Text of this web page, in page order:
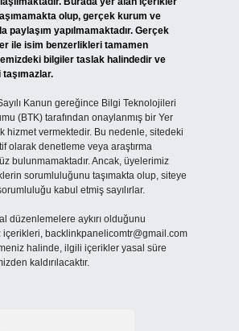
olup, gerçek kurum ve
paylaşım yapılmamaktadır. Gerçek
ile isim benzerlikleri tamamen
bilgiler taslak halindedir ve
Kanun gereğince Bilgi Teknolojileri
(BTK) tarafından onaylanmış bir Yer
hizmet vermektedir. Bu nedenle, sitedeki
olarak denetleme veya araştırma
bulunmamaktadır. Ancak, üyelerimiz
sorumluluğunu taşımakta olup, siteye
kabul etmiş sayılırlar.
düzenlemelere aykırı olduğunu
içerikleri, backlinkpanelicomtr@gmail.com
halinde, ilgili içerikler yasal süre
kaldırılacaktır.